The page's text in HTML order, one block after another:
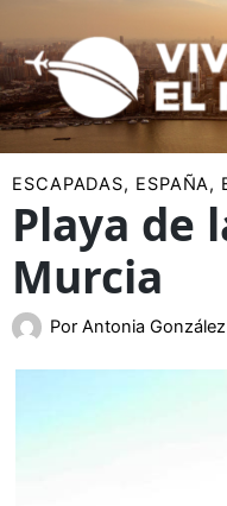
al
contenido
ESCAPADAS, ESPAÑA,
Playa de
Murcia
Por Antonia